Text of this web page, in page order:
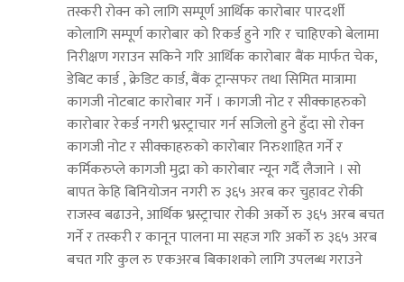
तस्करी रोक्न को लागि सम्पूर्ण आर्थिक कारोबार पारदर्शी
कोलागि सम्पूर्ण कारोबार को रिकर्ड हुने गरि र चाहिएको बेलामा
निरीक्षण गराउन सकिने गरि आर्थिक कारोबार बैंक मार्फत चेक,
डेबिट कार्ड , क्रेडिट कार्ड, बैंक ट्रान्सफर तथा सिमित मात्रामा
कागजी नोटबाट कारोबार गर्ने । कागजी नोट र सीक्काहरुको
कारोबार रेकर्ड नगरी भ्रस्ट्राचार गर्न सजिलो हुने हुँदा सो रोक्न
कागजी नोट र सीक्काहरुको कारोबार निरुशाहित गर्ने र
कर्मिकरुप्ले कागजी मुद्रा को कारोबार न्यून गर्दै लैजाने । सो
बापत केहि बिनियोजन नगरी रु ३६५ अरब कर चुहावट रोकी
राजस्व बढाउने, आर्थिक भ्रस्ट्राचार रोकी अर्को रु ३६५ अरब बचत
गर्ने र तस्करी र कानून पालना मा सहज गरि अर्को रु ३६५ अरब
बचत गरि कुल रु एकअरब बिकाशको लागि उपलब्ध गराउने